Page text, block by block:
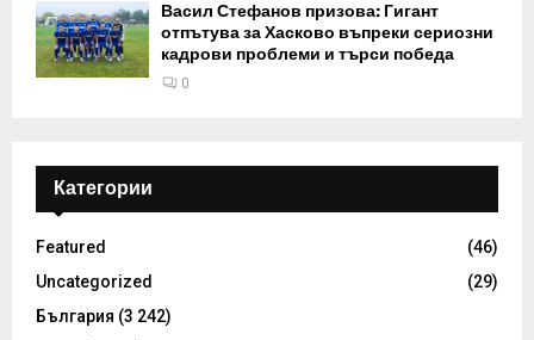
Васил Стефанов призова: Гигант
отпътува за Хасково въпреки сериозни
кадрови проблеми и търси победа
0
Категории
Featured
(46)
Uncategorized
(29)
България (3 242)